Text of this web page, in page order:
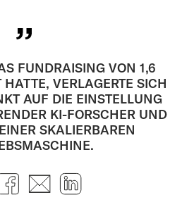
FUNDRAISING VON 1,6
VERLAGERTE SICH
AUF DIE EINSTELLUNG
KI-FORSCHER UND
SKALIERBAREN
Facebook
E-mail